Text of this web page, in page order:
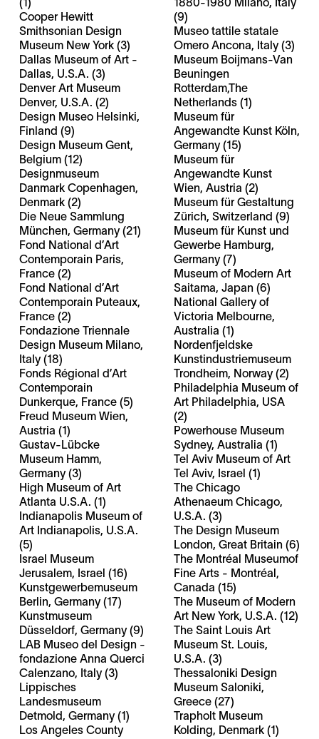
(1)
Cooper Hewitt
Smithsonian Design
Museum New York (3)
Dallas Museum of Art -
Dallas, U.S.A. (3)
Denver Art Museum
Denver, U.S.A. (2)
Design Museo Helsinki,
Finland (9)
Design Museum Gent,
Belgium (12)
Designmuseum
Danmark Copenhagen,
Denmark (2)
Die Neue Sammlung
München, Germany (21)
Fond National d’Art
Contemporain Paris,
France (2)
Fond National d’Art
Contemporain Puteaux,
France (2)
Fondazione Triennale
Design Museum Milano,
Italy (18)
Fonds Régional d’Art
Contemporain
Dunkerque, France (5)
Freud Museum Wien,
Austria (1)
Gustav-Lübcke
Museum Hamm,
Germany (3)
High Museum of Art
Atlanta U.S.A. (1)
Indianapolis Museum of
Art Indianapolis, U.S.A.
(5)
Israel Museum
Jerusalem, Israel (16)
Kunstgewerbemuseum
Berlin, Germany (17)
Kunstmuseum
Düsseldorf, Germany (9)
LAB Museo del Design -
fondazione Anna Querci
Calenzano, Italy (3)
Lippisches
Landesmuseum
Detmold, Germany (1)
Los Angeles County
1880-1980 Milano, Italy
(9)
Museo tattile statale
Omero Ancona, Italy (3)
Museum Boijmans-Van
Beuningen
Rotterdam,The
Netherlands (1)
Museum für
Angewandte Kunst Köln,
Germany (15)
Museum für
Angewandte Kunst
Wien, Austria (2)
Museum für Gestaltung
Zürich, Switzerland (9)
Museum für Kunst und
Gewerbe Hamburg,
Germany (7)
Museum of Modern Art
Saitama, Japan (6)
National Gallery of
Victoria Melbourne,
Australia (1)
Nordenfjeldske
Kunstindustriemuseum
Trondheim, Norway (2)
Philadelphia Museum of
Art Philadelphia, USA
(2)
Powerhouse Museum
Sydney, Australia (1)
Tel Aviv Museum of Art
Tel Aviv, Israel (1)
The Chicago
Athenaeum Chicago,
U.S.A. (3)
The Design Museum
London, Great Britain (6)
The Montréal Museumof
Fine Arts - Montréal,
Canada (15)
The Museum of Modern
Art New York, U.S.A. (12)
The Saint Louis Art
Museum St. Louis,
U.S.A. (3)
Thessaloniki Design
Museum Saloniki,
Greece (27)
Trapholt Museum
Kolding, Denmark (1)